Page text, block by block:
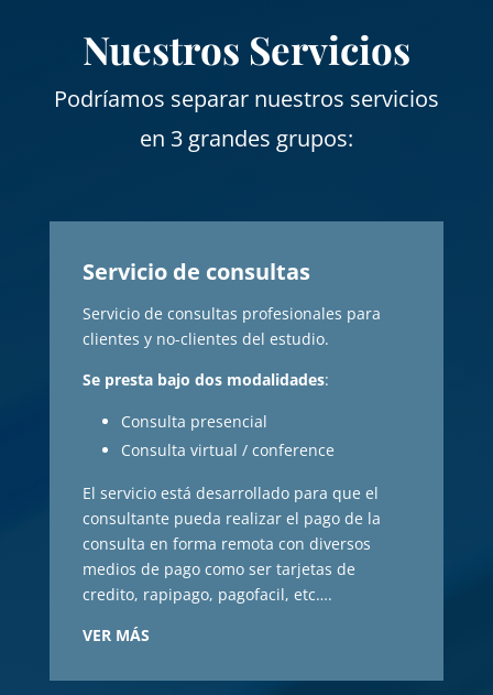
Nuestros Servicios
Podríamos separar nuestros servicios
en 3 grandes grupos:
Servicio de consultas
Servicio de consultas profesionales para
clientes y no-clientes del estudio.
Se presta bajo dos modalidades:
Consulta presencial
Consulta virtual / conference
El servicio está desarrollado para que el
consultante pueda realizar el pago de la
consulta en forma remota con diversos
medios de pago como ser tarjetas de
credito, rapipago, pagofacil, etc….
VER MÁS